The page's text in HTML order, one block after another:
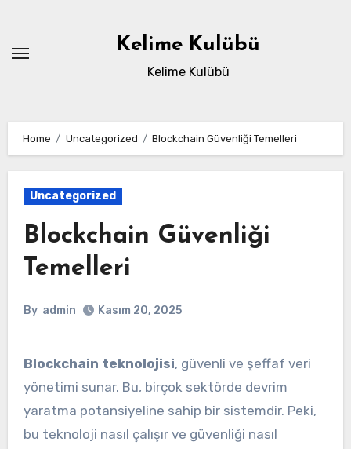
content
Kelime Kulübü
Kelime Kulübü
Home Uncategorized Blockchain Güvenliği Temelleri
Uncategorized
Blockchain Güvenliği
Temelleri
By admin Kasım 20, 2025
Blockchain teknolojisi, güvenli ve şeffaf veri
yönetimi sunar. Bu, birçok sektörde devrim
yaratma potansiyeline sahip bir sistemdir. Peki,
bu teknoloji nasıl çalışır ve güvenliği nasıl